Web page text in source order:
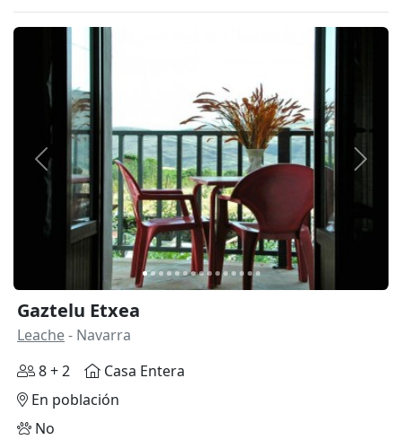
Anterior
Gaztelu Etxea
Leache- Navarra
8 + 2
Casa Entera
En población
No